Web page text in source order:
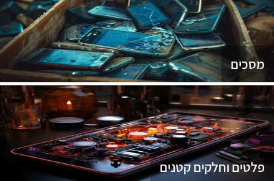
מסכים
פלטים וחלקים קטנים